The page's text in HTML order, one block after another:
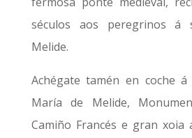
séculos aos peregrinos á
Melide.
Achégate tamén en coche
María de Melide,
Camiño Francés e gran xoia